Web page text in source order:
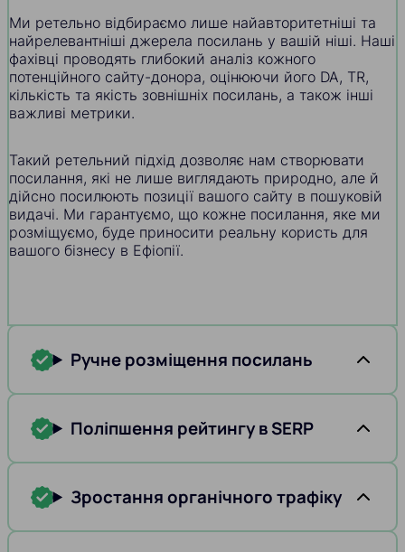
Ми ретельно відбираємо лише найавторитетніші та
найрелевантніші джерела посилань у вашій ніші. Наші
фахівці проводять глибокий аналіз кожного
потенційного сайту-донора, оцінюючи його DA, TR,
кількість та якість зовнішніх посилань, а також інші
важливі метрики.
Такий ретельний підхід дозволяє нам створювати
посилання, які не лише виглядають природно, але й
дійсно посилюють позиції вашого сайту в пошуковій
видачі. Ми гарантуємо, що кожне посилання, яке ми
розміщуємо, буде приносити реальну користь для
вашого бізнесу в Ефіопії.
Ручне розміщення посилань
Поліпшення рейтингу в SERP
Зростання органічного трафіку